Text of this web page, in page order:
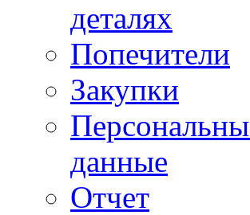
деталях
Попечители
Закупки
данные
Отчет